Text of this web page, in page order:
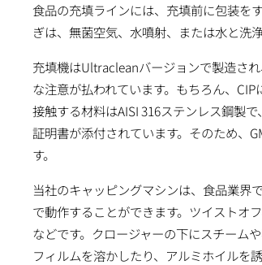
食品の充填ラインには、充填前に包装を
ぎは、無菌空気、水噴射、または水と洗
充填機はUltracleanバージョンで製造さ
な注意が払われています。もちろん、
接触する材料はAISI 316ステンレス鋼製
証明書が添付されています。そのため、
す。
当社のキャッピングマシンは、食品業界
で動作することができます。ツイストオ
などです。クロージャーの下にスチーム
フィルムを溶かしたり、アルミホイルを